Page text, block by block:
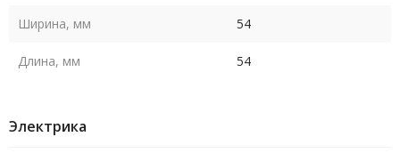
Ширина, мм 54
Длина, мм 54
Электрика